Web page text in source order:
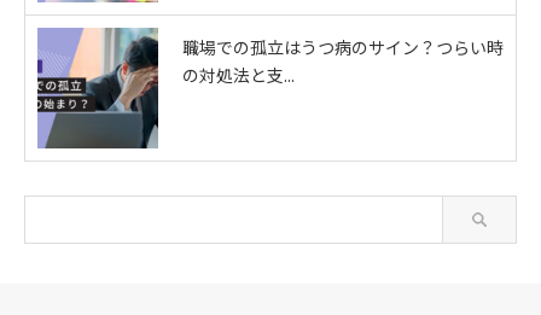
職場での孤立はうつ病のサイン？つらい時
の対処法と支...